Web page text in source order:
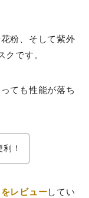
粉、そして紫外
です。
ても性能が落ち
！
レビューしてい